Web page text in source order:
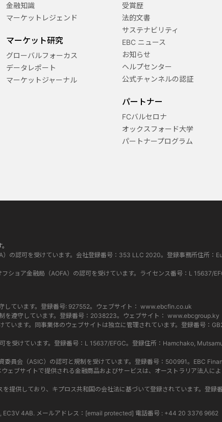
金融知識
マーケットレジェンド
マーケット研究
グローバルフォーカス
データレポート
マーケットジャーナル
受賞歴
法的文書
サステナビリティ
EBC ニュース
お知らせ
ヘルプセンター
公式チャンネルの認証
パートナー
FCバルセロナ
オックスフォード大学
パートナープログラム
の認可を受けています。会社登録番号：353 LLC 2020。登録事務所住所：
ショア金融局（AOFA）の認可を受けています。ライセンス番号：L 15637/
ています。登録番号: 927552。ウェブサイト： www.ebcfin.co.uk
遵守しています。登録番号：2038223。ウェブサイト： www.ebcgroup.ky
います。同事業体のウェブサイトは独立に管理されています。登録番号：
受けています。登録番号：L 15637/EFGC。登録住所：Hamchako,
員会（ASIC）の認可と規制を受けています。登録番号：500991。EBC
ブサイトで提供される金融商品およびサービスは、オーストラリア法人に
提供しており、キプロス共和国の会社法に基づいて登録されています。登録
4AB. メールアドレス： [email protected] 電話番号 : +44 20 3376 9662